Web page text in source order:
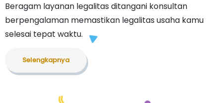
Beragam layanan legalitas ditangani konsultan
berpengalaman memastikan legalitas usaha kamu
selesai tepat waktu.
Selengkapnya